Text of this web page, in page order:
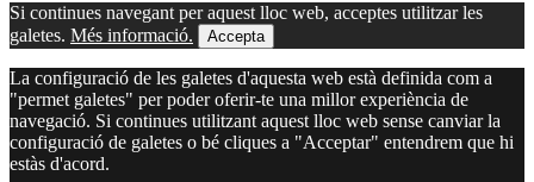
Si continues navegant per aquest lloc web, acceptes utilitzar les
galetes. Més informació. Accepta
La configuració de les galetes d'aquesta web està definida com a
"permet galetes" per poder oferir-te una millor experiència de
navegació. Si continues utilitzant aquest lloc web sense canviar la
configuració de galetes o bé cliques a "Acceptar" entendrem que hi
estàs d'acord.